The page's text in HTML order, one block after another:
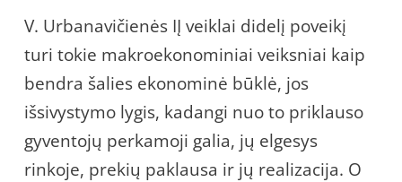
V. Urbanavičienės IĮ veiklai didelį poveikį
turi tokie makroekonominiai veiksniai kaip
bendra šalies ekonominė būklė, jos
išsivystymo lygis, kadangi nuo to priklauso
gyventojų perkamoji galia, jų elgesys
rinkoje, prekių paklausa ir jų realizacija. O